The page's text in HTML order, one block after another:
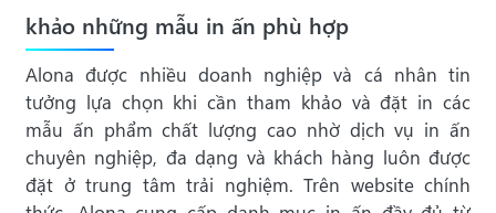
khảo những mẫu in ấn phù hợp
Alona được nhiều doanh nghiệp và cá nhân tin
tưởng lựa chọn khi cần tham khảo và đặt in các
mẫu ấn phẩm chất lượng cao nhờ dịch vụ in ấn
chuyên nghiệp, đa dạng và khách hàng luôn được
đặt ở trung tâm trải nghiệm. Trên website chính